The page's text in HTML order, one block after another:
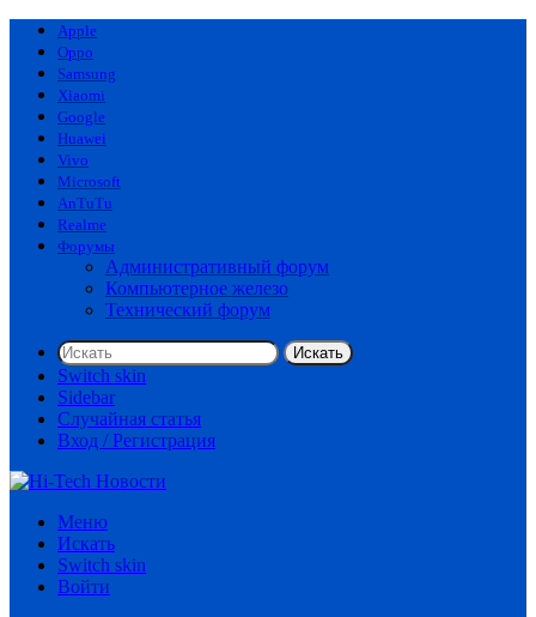
Apple
Oppo
Samsung
Xiaomi
Google
Huawei
Vivo
Microsoft
AnTuTu
Realme
Форумы
Административный форум
Компьютерное железо
Технический форум
Искать
Switch skin
Sidebar
Случайная статья
Вход / Регистрация
Меню
Искать
Switch skin
Войти